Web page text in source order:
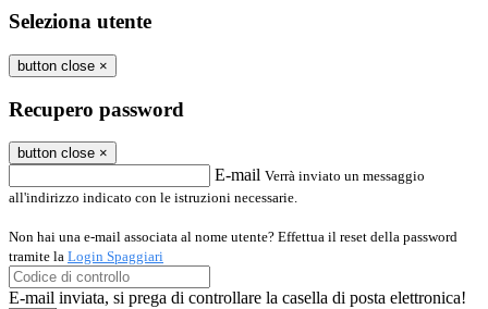
Seleziona utente
button close ×
Recupero password
button close ×
E-mail Verrà inviato un messaggio
all'indirizzo indicato con le istruzioni necessarie.
Non hai una e-mail associata al nome utente? Effettua il reset della password
tramite la Login Spaggiari
E-mail inviata, si prega di controllare la casella di posta elettronica!